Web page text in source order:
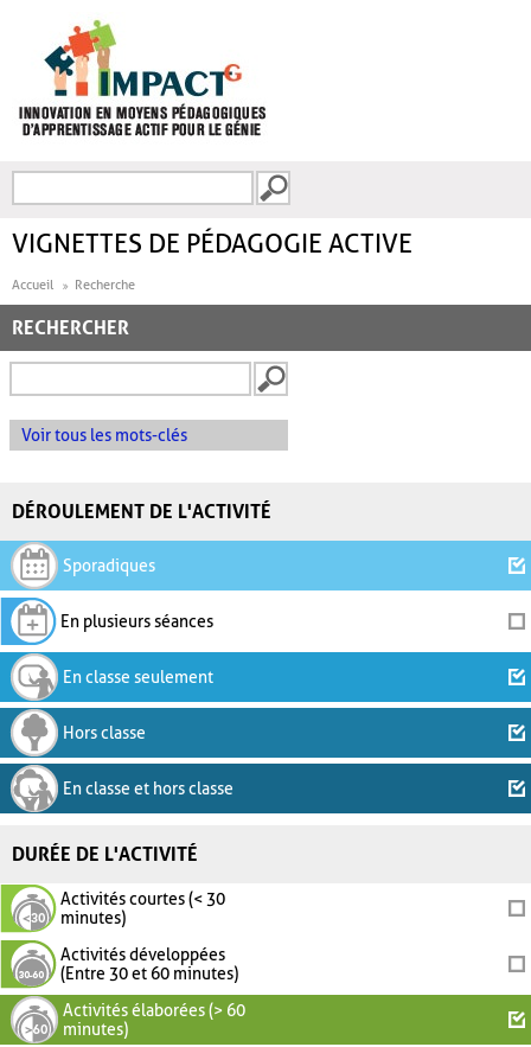
FORMULAIRE DE
VIGNETTES DE PÉDAGOGIE ACTIVE
Accueil Recherche
RECHERCHER
Voir tous les mots-clés
DÉROULEMENT DE L'ACTIVITÉ
Sporadiques
En plusieurs séances
En classe seulement
Hors classe
En classe et hors classe
DURÉE DE L'ACTIVITÉ
Activités courtes (< 30
minutes)
Activités développées
(Entre 30 et 60 minutes)
Activités élaborées (> 60
minutes)